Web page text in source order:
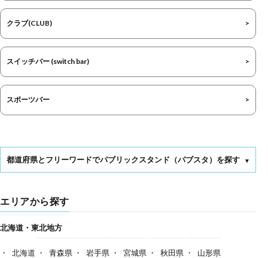
クラブ(CLUB)
スイッチバー (switch bar)
スポーツバー
都道府県とフリーワードでパブリックスタンド（パブスタ）を探す
エリアから探す
北海道・東北地方
北海道 青森県 岩手県 宮城県 秋田県 山形県